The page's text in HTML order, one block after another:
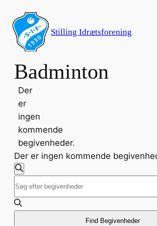
Stilling Idrætsforening
Badminton
Der
er
ingen
kommende
begivenheder.
Der er ingen kommende
Begivenheder
Søgning
og
Søg
efter
begivenheder
Skriv
nøgleord.
Søg
Find Begivenheder